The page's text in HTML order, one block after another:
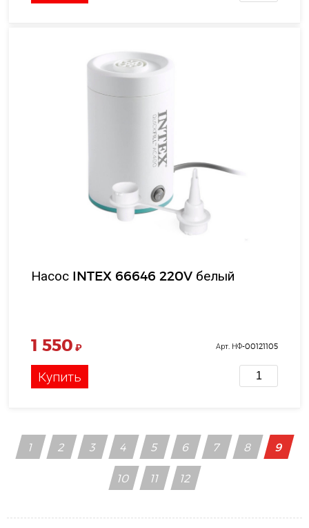
Насос INTEX 66646 220V белый
1 550 ₽ Арт. НФ-00121105
Купить
1 2 3 4 5 6 7 8 9
10 11 12